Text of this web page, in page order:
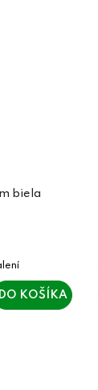
biela
DO KOŠÍKA